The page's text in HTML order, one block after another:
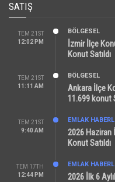
SATIŞ
TEM 21ST
12:02 PM
BÖLGESEL
İzmir İlçe
Konut Satıldı
TEM 21ST
11:11 AM
BÖLGESEL
Ankara İlçe
11.699 konut
TEM 21ST
9:40 AM
EMLAK
2026 Haziran
Konut Satıldı
TEM 17TH
12:44 PM
EMLAK
2026 İlk 6